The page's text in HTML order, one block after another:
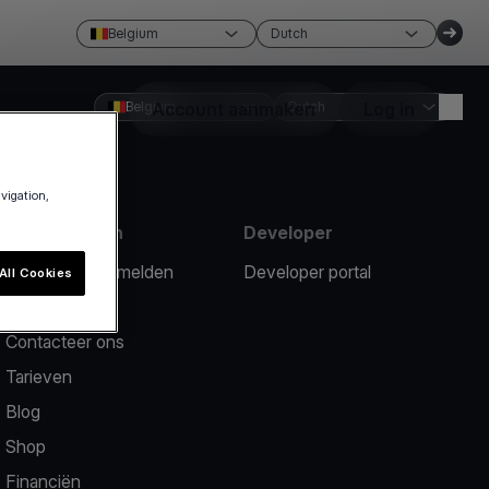
Belgium Dutch
Account aanmaken
Belgium Dutch
Hulpmiddelen
Een probleem melden
Contacteer ons
Tarieven
Blog
Shop
Financiën
Developer
Developer portal
Cookies